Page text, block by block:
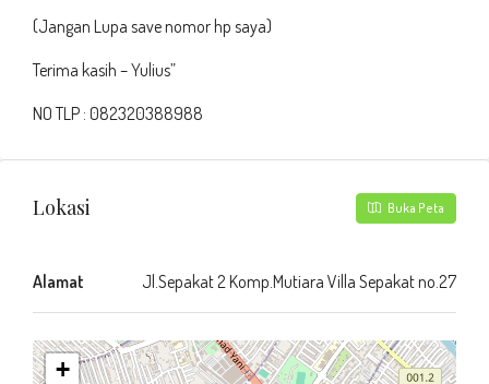
(Jangan Lupa save nomor hp saya)
Terima kasih – Yulius”
NO TLP : 082320388988
Lokasi Buka Peta
Alamat Jl.Sepakat 2 Komp.Mutiara Villa Sepakat no.27
+